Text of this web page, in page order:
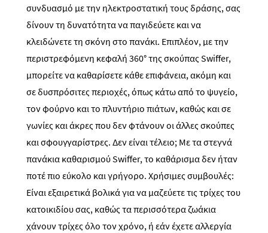
συνδυασμό με την ηλεκτροστατική τους δράσης, σας
δίνουν τη δυνατότητα να παγιδεύετε και να
κλειδώνετε τη σκόνη στο πανάκι. Επιπλέον, με την
περιστρεφόμενη κεφαλή 360° της σκούπας Swiffer,
μπορείτε να καθαρίσετε κάθε επιφάνεια, ακόμη και
σε δυσπρόσιτες περιοχές, όπως κάτω από το ψυγείο,
τον φούρνο και το πλυντήριο πιάτων, καθώς και σε
γωνίες και άκρες που δεν φτάνουν οι άλλες σκούπες
και σφουγγαρίστρες. Δεν είναι τέλειο; Με τα στεγνά
πανάκια καθαρισμού Swiffer, το καθάρισμα δεν ήταν
ποτέ πιο εύκολο και γρήγορο. Χρήσιμες συμβουλές:
Είναι εξαιρετικά βολικά για να μαζεύετε τις τρίχες του
κατοικιδίου σας, καθώς τα περισσότερα ζωάκια
χάνουν τρίχες όλο τον χρόνο, ή εάν έχετε αλλεργία